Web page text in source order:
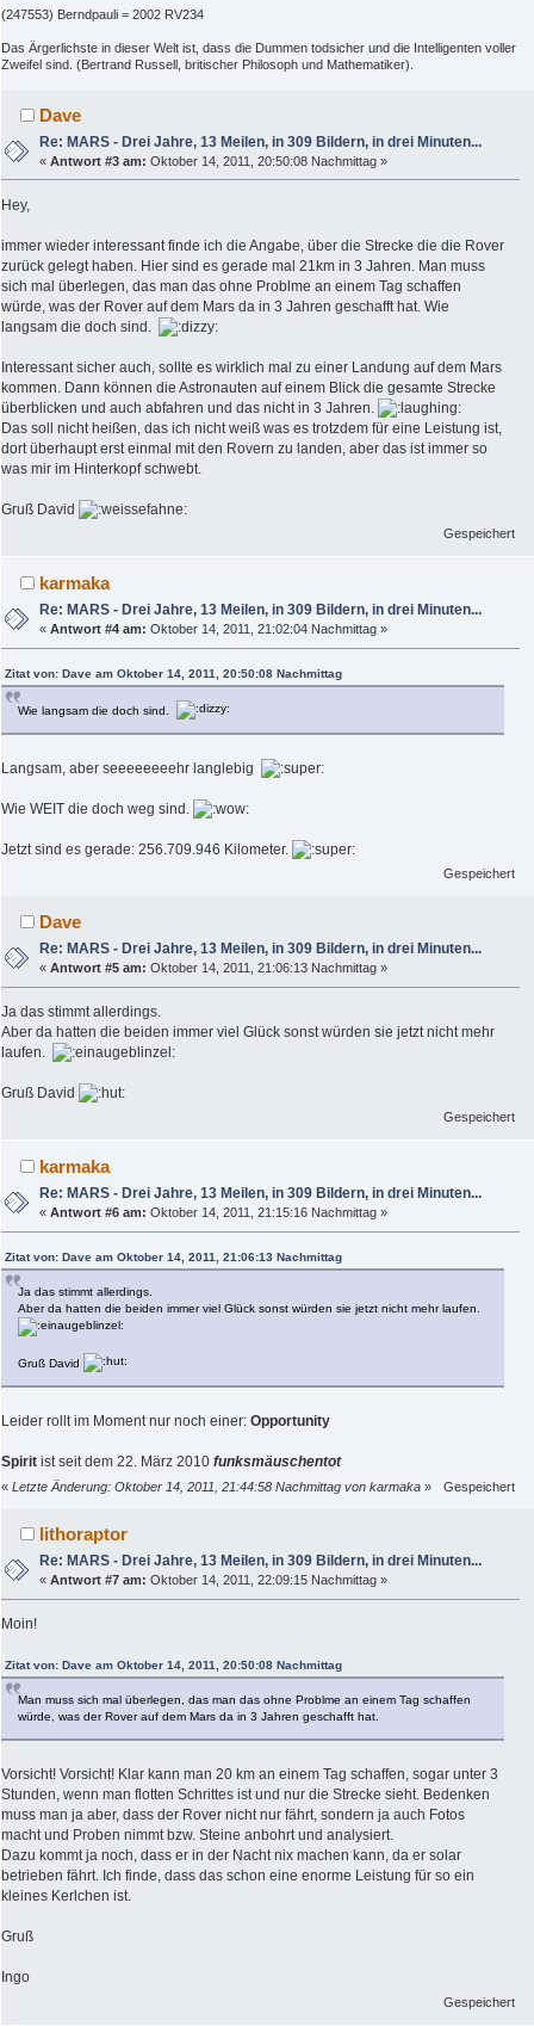
(247553) Berndpauli = 2002 RV234
Das Ärgerlichste in dieser Welt ist, dass die Dummen todsicher und die Intelligenten voller
Zweifel sind. (Bertrand Russell, britischer Philosoph und Mathematiker).
Dave
Re: MARS - Drei Jahre, 13 Meilen, in 309 Bildern, in drei Minuten...
«Antwort #3 am: Oktober 14, 2011, 20:50:08 Nachmittag »
Hey,
immer wieder interessant finde ich die Angabe, über die Strecke die die Rover
zurück gelegt haben. Hier sind es gerade mal 21km in 3 Jahren. Man muss
sich mal überlegen, das man das ohne Problme an einem Tag schaffen
würde, was der Rover auf dem Mars da in 3 Jahren geschafft hat. Wie
langsam die doch sind.
Interessant sicher auch, sollte es wirklich mal zu einer Landung auf dem Mars
kommen. Dann können die Astronauten auf einem Blick die gesamte Strecke
überblicken und auch abfahren und das nicht in 3 Jahren.
Das soll nicht heißen, das ich nicht weiß was es trotzdem für eine Leistung ist,
dort überhaupt erst einmal mit den Rovern zu landen, aber das ist immer so
was mir im Hinterkopf schwebt.
Gruß David
Gespeichert
karmaka
Re: MARS - Drei Jahre, 13 Meilen, in 309 Bildern, in drei Minuten...
«Antwort #4 am: Oktober 14, 2011, 21:02:04 Nachmittag »
Zitat von: Dave am Oktober 14, 2011, 20:50:08 Nachmittag
Wie langsam die doch sind.
Langsam, aber seeeeeeeehr langlebig
Wie WEIT die doch weg sind.
Jetzt sind es gerade: 256.709.946 Kilometer.
Gespeichert
Dave
Re: MARS - Drei Jahre, 13 Meilen, in 309 Bildern, in drei Minuten...
«Antwort #5 am: Oktober 14, 2011, 21:06:13 Nachmittag »
Ja das stimmt allerdings.
Aber da hatten die beiden immer viel Glück sonst würden sie jetzt nicht mehr
laufen.
Gruß David
Gespeichert
karmaka
Re: MARS - Drei Jahre, 13 Meilen, in 309 Bildern, in drei Minuten...
«Antwort #6 am: Oktober 14, 2011, 21:15:16 Nachmittag »
Zitat von: Dave am Oktober 14, 2011, 21:06:13 Nachmittag
Ja das stimmt allerdings.
Aber da hatten die beiden immer viel Glück sonst würden sie jetzt nicht mehr laufen.
Gruß David
Leider rollt im Moment nur noch einer: Opportunity
Spirit ist seit dem 22. März 2010 funksmäuschentot
« Letzte Änderung: Oktober 14, 2011, 21:44:58 Nachmittag von karmaka » Gespeichert
lithoraptor
Re: MARS - Drei Jahre, 13 Meilen, in 309 Bildern, in drei Minuten...
«Antwort #7 am: Oktober 14, 2011, 22:09:15 Nachmittag »
Moin!
Zitat von: Dave am Oktober 14, 2011, 20:50:08 Nachmittag
Man muss sich mal überlegen, das man das ohne Problme an einem Tag schaffen
würde, was der Rover auf dem Mars da in 3 Jahren geschafft hat.
Vorsicht! Vorsicht! Klar kann man 20 km an einem Tag schaffen, sogar unter 3
Stunden, wenn man flotten Schrittes ist und nur die Strecke sieht. Bedenken
muss man ja aber, dass der Rover nicht nur fährt, sondern ja auch Fotos
macht und Proben nimmt bzw. Steine anbohrt und analysiert.
Dazu kommt ja noch, dass er in der Nacht nix machen kann, da er solar
betrieben fährt. Ich finde, dass das schon eine enorme Leistung für so ein
kleines Kerlchen ist.
Gruß
Ingo
Gespeichert